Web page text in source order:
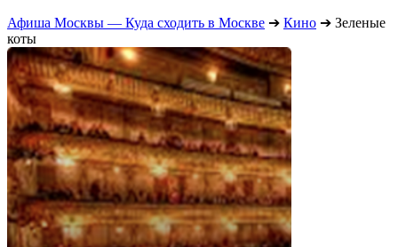
Афиша Москвы — Куда сходить в Москве ➔ Кино ➔ Зеленые
коты